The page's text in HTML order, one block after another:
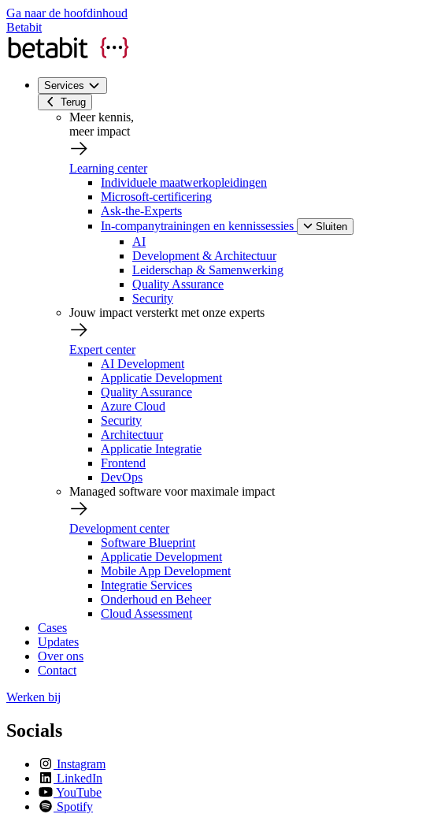
Ga naar de hoofdinhoud
Betabit
Services
Terug
Meer kennis,
meer impact
Learning center
Individuele maatwerkopleidingen
Microsoft-certificering
Ask-the-Experts
In-companytrainingen en kennissessies
Sluiten
AI
Development & Architectuur
Leiderschap & Samenwerking
Quality Assurance
Security
Jouw impact versterkt met onze experts
Expert center
AI Development
Applicatie Development
Quality Assurance
Azure Cloud
Security
Architectuur
Applicatie Integratie
Frontend
DevOps
Managed software voor maximale impact
Development center
Software Blueprint
Applicatie Development
Mobile App Development
Integratie Services
Onderhoud en Beheer
Cloud Assessment
Cases
Updates
Over ons
Contact
Werken bij
Socials
Instagram
LinkedIn
YouTube
Spotify